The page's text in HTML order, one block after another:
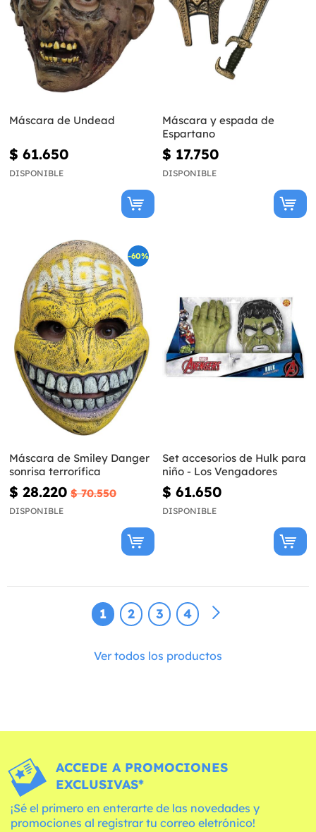
Máscara de Undead
$ 61.650
DISPONIBLE
Máscara y espada de
Espartano
$ 17.750
DISPONIBLE
-60%
Máscara de Smiley Danger
sonrisa terrorífica
$ 28.220 $ 70.550
DISPONIBLE
Set accesorios de Hulk para
niño - Los Vengadores
$ 61.650
DISPONIBLE
1 2 3 4
Ver todos los productos
ACCEDE A PROMOCIONES
EXCLUSIVAS*
¡Sé el primero en enterarte de las novedades y
promociones al registrar tu correo eletrónico!